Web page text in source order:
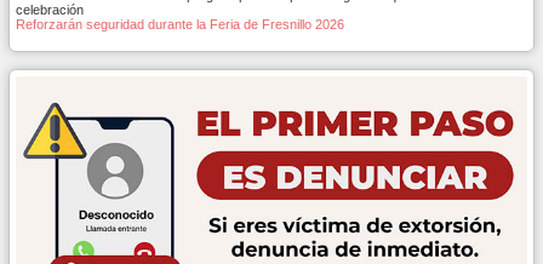
celebración
Reforzarán seguridad durante la Feria de Fresnillo 2026